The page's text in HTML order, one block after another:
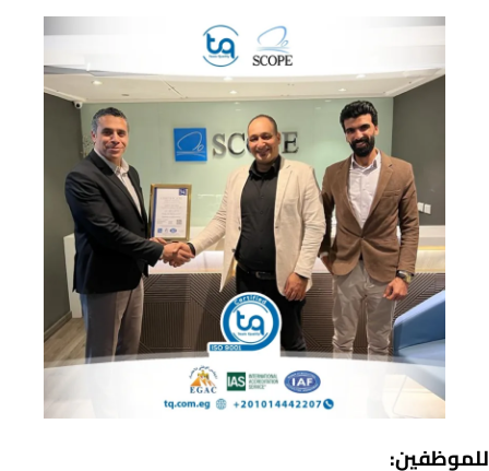
للموظفين: